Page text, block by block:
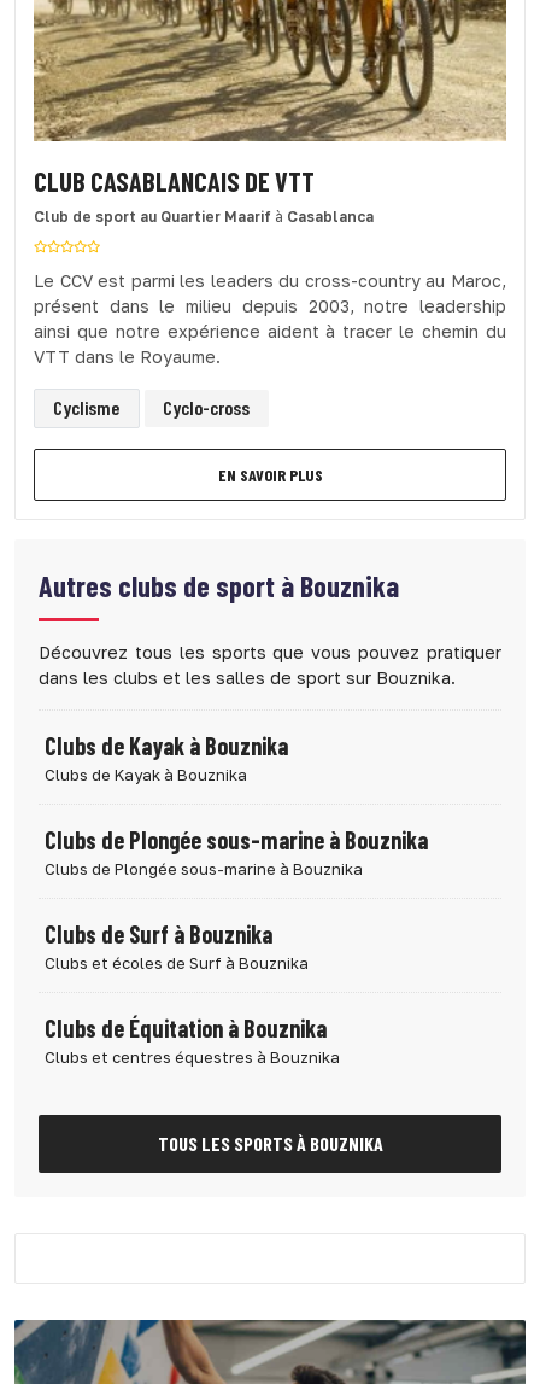
CLUB CASABLANCAIS DE VTT
Club de sport au Quartier Maarif à Casablanca
Le CCV est parmi les leaders du cross-country au Maroc,
présent dans le milieu depuis 2003, notre leadership
ainsi que notre expérience aident à tracer le chemin du
VTT dans le Royaume.
Cyclisme Cyclo-cross
EN SAVOIR PLUS
Autres clubs de sport à Bouznika
Découvrez tous les sports que vous pouvez pratiquer
dans les clubs et les salles de sport sur Bouznika.
Clubs de Kayak à Bouznika
Clubs de Kayak à Bouznika
Clubs de Plongée sous-marine à Bouznika
Clubs de Plongée sous-marine à Bouznika
Clubs de Surf à Bouznika
Clubs et écoles de Surf à Bouznika
Clubs de Équitation à Bouznika
Clubs et centres équestres à Bouznika
TOUS LES SPORTS À BOUZNIKA